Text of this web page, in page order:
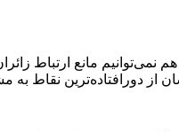
نمی‌توانیم مانع ارتباط
از دورافتاده‌ترین نقاط